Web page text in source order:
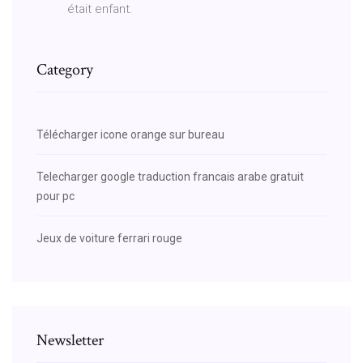
était enfant.
Category
Télécharger icone orange sur bureau
Telecharger google traduction francais arabe gratuit
pour pc
Jeux de voiture ferrari rouge
Newsletter